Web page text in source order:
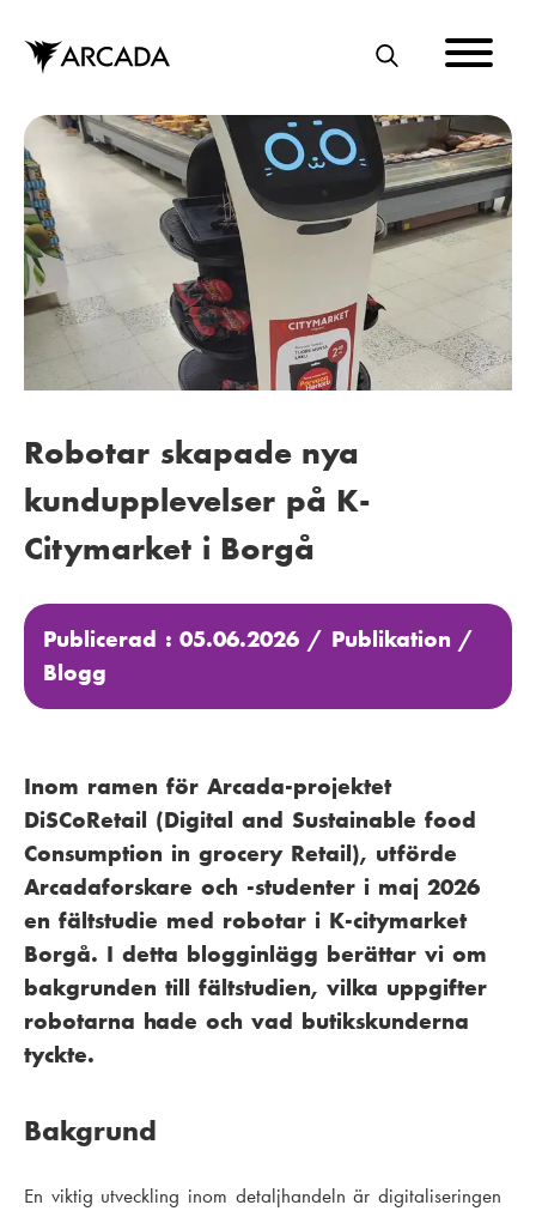
huvudinnehåll
S
K
Robotar skapade nya
kundupplevelser på K-
Citymarket i Borgå
Publicerad : 05.06.2026 / Publikation /
Blogg
Inom ramen för Arcada-projektet
DiSCoRetail (Digital and Sustainable food
Consumption in grocery Retail), utförde
Arcadaforskare och -studenter i maj 2026
en fältstudie med robotar i K-citymarket
Borgå. I detta blogginlägg berättar vi om
bakgrunden till fältstudien, vilka uppgifter
robotarna hade och vad butikskunderna
tyckte.
Bakgrund
En viktig utveckling inom detaljhandeln är digitaliseringen